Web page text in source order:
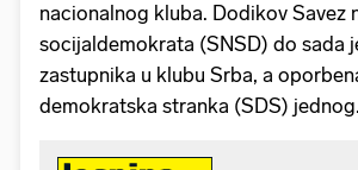
nacionalnog kluba. Dodikov Savez
socijaldemokrata (SNSD) do sada
zastupnika u klubu Srba, a
demokratska stranka (SDS) jednog.